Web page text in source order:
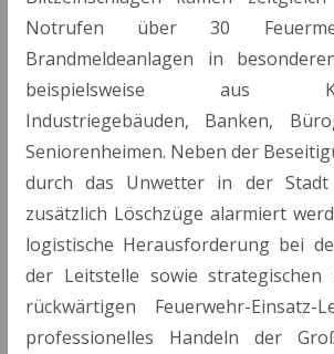
Notrufen über 30
Brandmeldeanlagen in
beispielsweise aus
Industriegebäuden, Banken,
Seniorenheimen. Neben der
durch das Unwetter in der
zusätzlich Löschzüge alarmiert
logistische Herausforderung bei
der Leitstelle sowie
rückwärtigen Feuerwehr-
professionelles Handeln der